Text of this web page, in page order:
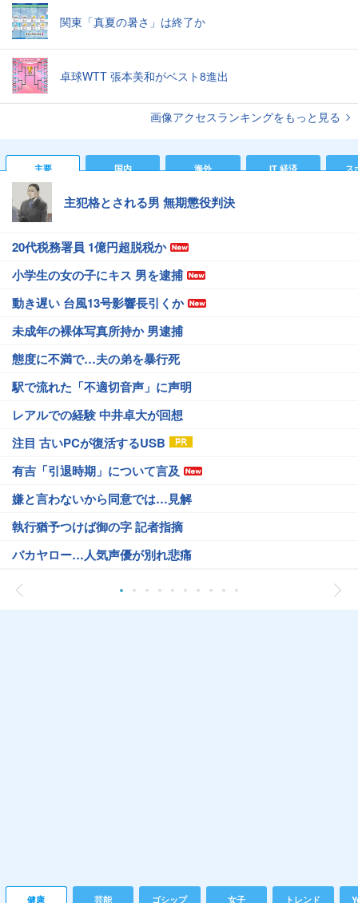
関東「真夏の暑さ」は終了か
卓球WTT 張本美和がベスト8進出
画像アクセスランキングをもっと見る
主要 国内 海外 IT 経済 ス
主犯格とされる男 無期懲役判決
20代税務署員 1億円超脱税か
小学生の女の子にキス 男を逮捕
動き遅い 台風13号影響長引くか
未成年の裸体写真所持か 男逮捕
態度に不満で…夫の弟を暴行死
駅で流れた「不適切音声」に声明
レアルでの経験 中井卓大が回想
注目 古いPCが復活するUSB
有吉「引退時期」について言及
嫌と言わないから同意では…見解
執行猶予つけば御の字 記者指摘
バカヤロー…人気声優が別れ悲痛
健康 芸能 ゴシップ 女子 トレンド